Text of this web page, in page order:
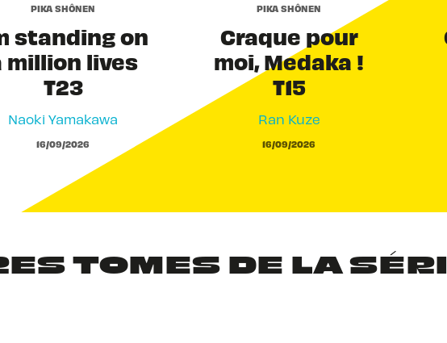
PIKA SHÔNEN
standing on
million lives
T23
Naoki Yamakawa
16/09/2026
PIKA SHÔNEN
Craque pour
moi, Medaka !
T15
Ran Kuze
16/09/2026
TOMES DE LA